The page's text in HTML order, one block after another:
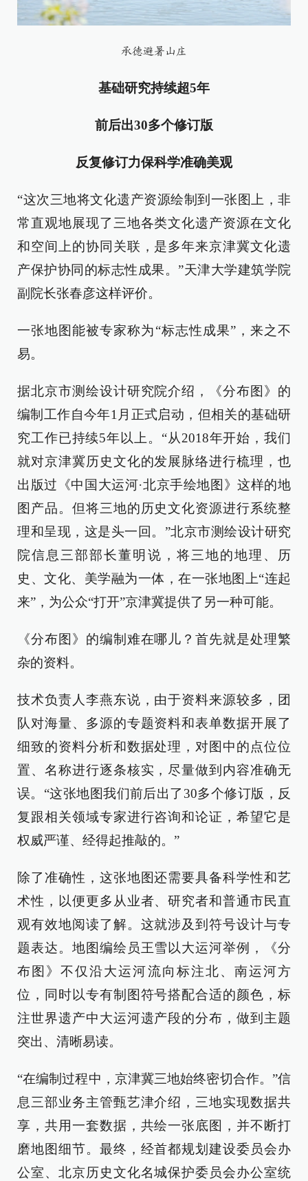
承德避暑山庄
基础研究持续超5年
前后出30多个修订版
反复修订力保科学准确美观
“这次三地将文化遗产资源绘制到一张图上，非
常直观地展现了三地各类文化遗产资源在文化
和空间上的协同关联，是多年来京津冀文化遗
产保护协同的标志性成果。”天津大学建筑学院
副院长张春彦这样评价。
一张地图能被专家称为“标志性成果”，来之不
易。
据北京市测绘设计研究院介绍，《分布图》的
编制工作自今年1月正式启动，但相关的基础研
究工作已持续5年以上。“从2018年开始，我们
就对京津冀历史文化的发展脉络进行梳理，也
出版过《中国大运河·北京手绘地图》这样的地
图产品。但将三地的历史文化资源进行系统整
理和呈现，这是头一回。”北京市测绘设计研究
院信息三部部长董明说，将三地的地理、历
史、文化、美学融为一体，在一张地图上“连起
来”，为公众“打开”京津冀提供了另一种可能。
《分布图》的编制难在哪儿？首先就是处理繁
杂的资料。
技术负责人李燕东说，由于资料来源较多，团
队对海量、多源的专题资料和表单数据开展了
细致的资料分析和数据处理，对图中的点位位
置、名称进行逐条核实，尽量做到内容准确无
误。“这张地图我们前后出了30多个修订版，反
复跟相关领域专家进行咨询和论证，希望它是
权威严谨、经得起推敲的。”
除了准确性，这张地图还需要具备科学性和艺
术性，以便更多从业者、研究者和普通市民直
观有效地阅读了解。这就涉及到符号设计与专
题表达。地图编绘员王雪以大运河举例，《分
布图》不仅沿大运河流向标注北、南运河方
位，同时以专有制图符号搭配合适的颜色，标
注世界遗产中大运河遗产段的分布，做到主题
突出、清晰易读。
“在编制过程中，京津冀三地始终密切合作。”信
息三部业务主管甄艺津介绍，三地实现数据共
享，共用一套数据，共绘一张底图，并不断打
磨地图细节。最终，经首都规划建设委员会办
公室、北京历史文化名城保护委员会办公室统